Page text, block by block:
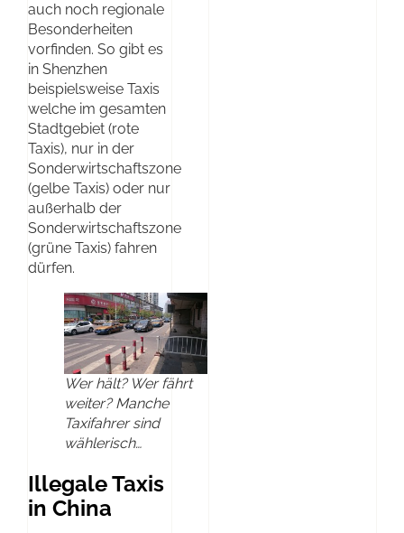
auch noch regionale
Besonderheiten
vorfinden. So gibt es
in Shenzhen
beispielsweise Taxis
welche im gesamten
Stadtgebiet (rote
Taxis), nur in der
Sonderwirtschaftszone
(gelbe Taxis) oder nur
außerhalb der
Sonderwirtschaftszone
(grüne Taxis) fahren
dürfen.
Wer hält? Wer fährt
weiter? Manche
Taxifahrer sind
wählerisch…
Illegale Taxis
in China